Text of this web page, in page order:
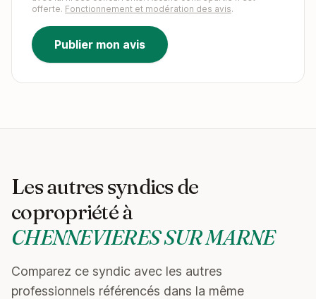
offerte. Fonctionnement et modération des avis.
Publier mon avis
Les autres syndics de
copropriété à
CHENNEVIERES SUR MARNE
Comparez ce syndic avec les autres
professionnels référencés dans la même